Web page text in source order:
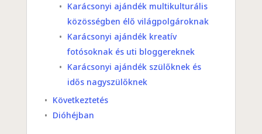
Karácsonyi ajándék multikulturális
közösségben élő világpolgároknak
Karácsonyi ajándék kreatív
fotósoknak és uti bloggereknek
Karácsonyi ajándék szülőknek és
idős nagyszülőknek
Következtetés
Dióhéjban